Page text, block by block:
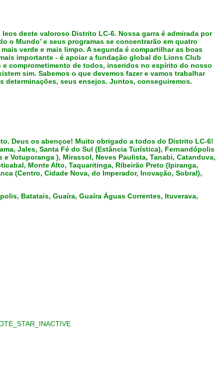
deste valoroso Distrito LC-6. Nossa garra é admirada por
Mundo’ e seus programas se concentrarão em quatro
verde e mais limpo. A segunda é compartilhar as boas
importante - é apoiar a fundação global do Lions Club
e comprometimento de todos, inseridos no espírito do nosso
sim. Sabemos o que devemos fazer e vamos trabalhar
determinações, seus ensejos. Juntos, conseguiremos.
Deus os abençoe! Muito obrigado a todos do Distrito LC-6!
Jales, Santa Fé do Sul (Estância Turística), Fernandópolis
Votuporanga ), Mirassol, Neves Paulista, Tanabi, Catanduva,
Monte Alto, Taquaritinga, Ribeirão Preto (Ipiranga,
(Centro, Cidade Nova, do Imperador, Inovação, Sobral),
Batatais, Guaíra, Guaíra Águas Correntes, Ituverava,